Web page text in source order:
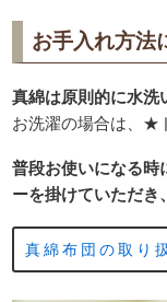
お手入れ方法
真綿は原則的に水洗
お洗濯の場合は、★
普段お使いになる時
ーを掛けていただき
真綿布団の取り